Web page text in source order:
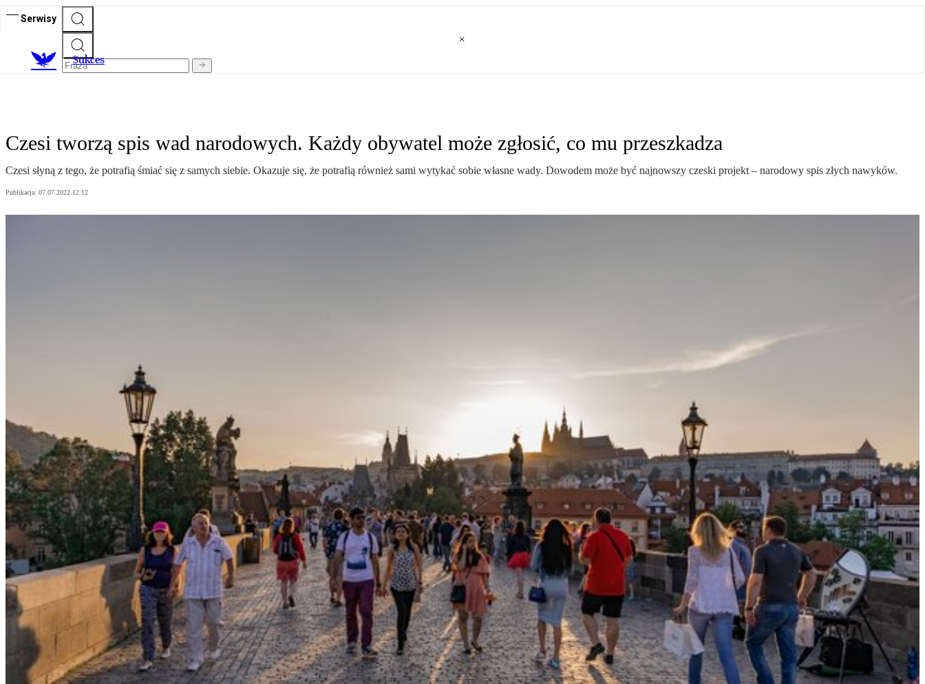
Serwisy
Sukces
Czesi tworzą spis wad narodowych. Każdy obywatel może zgłosić, co mu przeszkadza
Czesi słyną z tego, że potrafią śmiać się z samych siebie. Okazuje się, że potrafią również sami wytykać sobie własne wady. Dowodem może być najnowszy czeski projekt – narodowy spis złych nawyków.
Publikacja: 07.07.2022 12:12